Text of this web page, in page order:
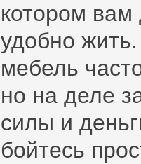
котором вам
удобно
мебель
но на деле
силы и
бойтесь